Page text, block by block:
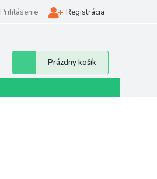
Prihlásenie Registrácia
Nákupný
košík
Prázdny košík